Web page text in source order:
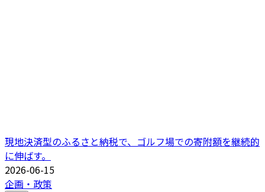
現地決済型のふるさと納税で、ゴルフ場での寄附額を継続的
に伸ばす。
2026-06-15
企画・政策